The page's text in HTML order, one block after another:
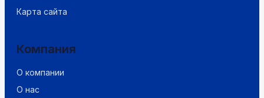
Карта сайта
Компания
О компании
О нас